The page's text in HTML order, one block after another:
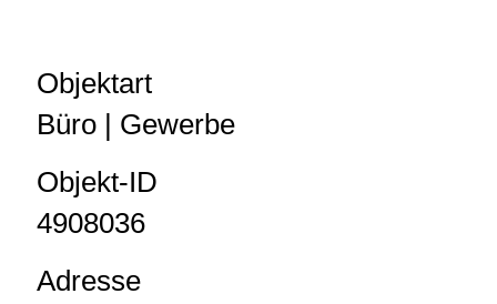
Objektart
Büro | Gewerbe
Objekt-ID
4908036
Adresse